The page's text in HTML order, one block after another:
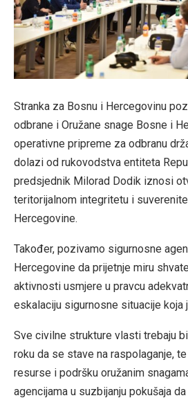
Stranka za Bosnu i Hercegovinu
odbrane i Oružane snage Bosne i
operativne pripreme za odbranu
dolazi od rukovodstva entiteta
predsjednik Milorad Dodik iznosi
teritorijalnom integritetu i
Hercegovine.
Također, pozivamo sigurnosne
Hercegovine da prijetnje miru
aktivnosti usmjere u pravcu
eskalaciju sigurnosne situacije koja
Sve civilne strukture vlasti trebaju
roku da se stave na raspolaganje,
resurse i podršku oružanim
agencijama u suzbijanju pokušaja